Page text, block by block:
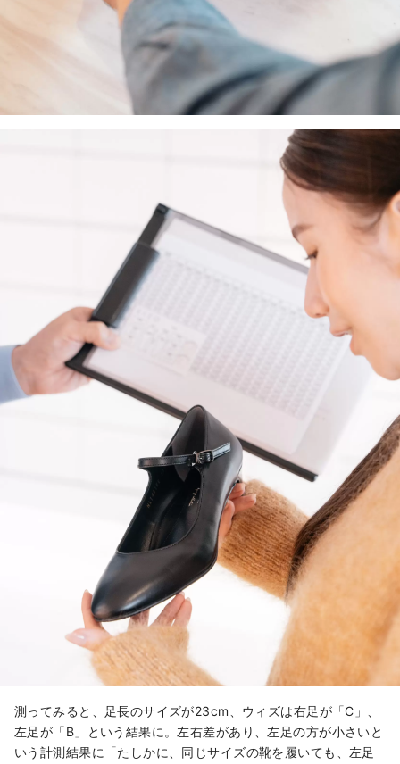
測ってみると、足長のサイズが23cm、ウィズは右足が「C」、
左足が「B」という結果に。左右差があり、左足の方が小さいと
いう計測結果に「たしかに、同じサイズの靴を履いても、左足